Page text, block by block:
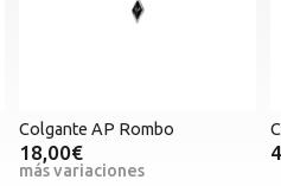
Colgante Clásico grande
46,00€